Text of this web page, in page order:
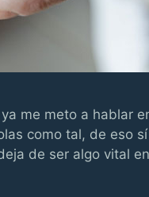
me meto a hablar
como tal, de eso
de ser algo vital